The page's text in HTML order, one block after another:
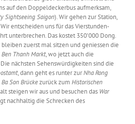
auf den Doppeldeckerbus aufmerksam,
Sightseeing Saigon). Wir gehen zur Station,
entscheiden uns für das Vierstunden-
unterbrechen. Das kostet 350’000 Dong.
bleiben zuerst mal sitzen und geniessen die
Ben Thanh Markt, wo jetzt auch die
nächsten Sehenswürdigkeiten sind die
, dann geht es runter zurNha Rong
Ba Son Brückezurück zum Historischen
steigen wir aus und besuchen das War
nachhaltig die Schrecken des